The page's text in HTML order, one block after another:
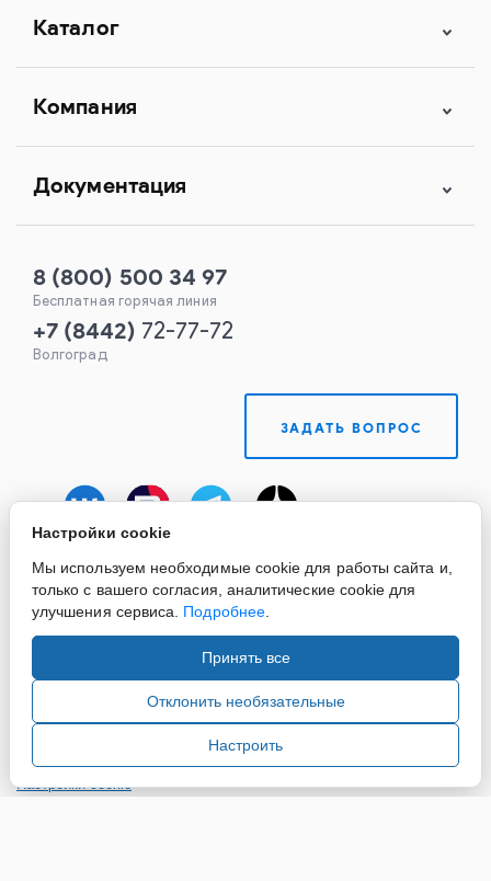
Каталог
Компания
Документация
8 (800) 500 34 97
Бесплатная горячая линия
+7 (8442) 72-77-72
Волгоград
ЗАДАТЬ ВОПРОС
информации и материалов сайта, ссылка на источник
обязательна.
Настройки cookie
Настройки cookie
Мы используем необходимые cookie для работы сайта и,
только с вашего согласия, аналитические cookie для
улучшения сервиса. Подробнее.
Принять все
Отклонить необязательные
Настроить